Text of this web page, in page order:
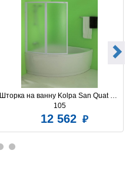
Шторка на ванну Kolpa San Quat TP
105
12 562